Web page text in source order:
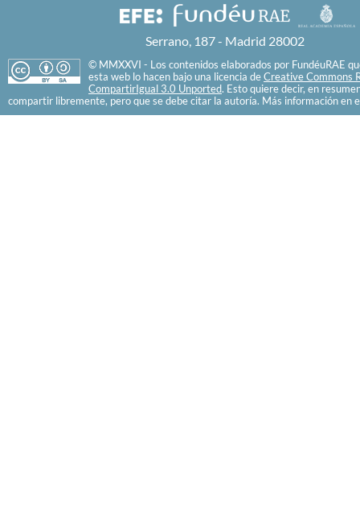
Serrano, 187 - Madrid 28002
© MMXXVI - Los contenidos elaborados por FundéuRAE
esta web lo hacen bajo una licencia de Creative Commons
CompartirIgual 3.0 Unported. Esto quiere decir, en
compartir libremente, pero que se debe citar la autoría. Más información en